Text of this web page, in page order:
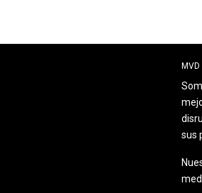
MVD
sus